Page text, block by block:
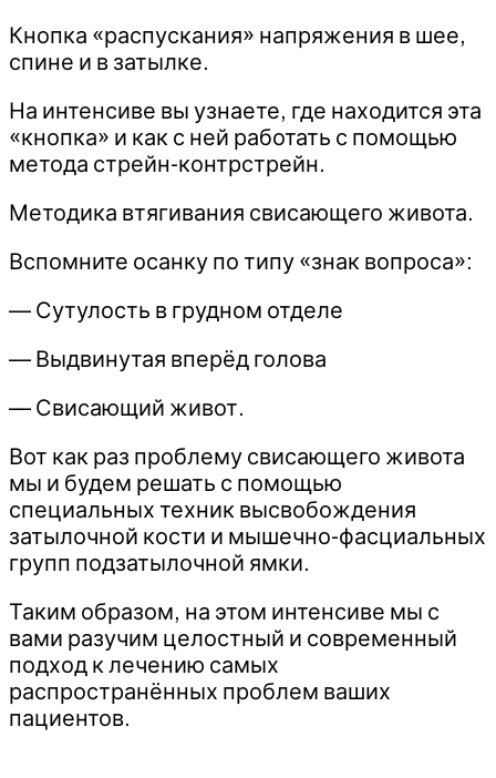
Кнопка «распускания» напряжения в шее,
спине и в затылке.
На интенсиве вы узнаете, где находится эта
«кнопка» и как с ней работать с помощью
метода стрейн-контрстрейн.
Методика втягивания свисающего живота.
Вспомните осанку по типу «знак вопроса»:
— Сутулость в грудном отделе
— Выдвинутая вперёд голова
— Свисающий живот.
Вот как раз проблему свисающего живота
мы и будем решать с помощью
специальных техник высвобождения
затылочной кости и мышечно-фасциальных
групп подзатылочной ямки.
Таким образом, на этом интенсиве мы с
вами разучим целостный и современный
подход к лечению самых
распространённых проблем ваших
пациентов.